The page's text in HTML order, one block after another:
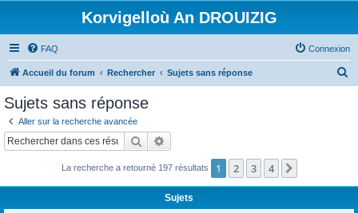
Korvigelloù An DROUIZIG
FAQ Connexion
Accueil du forum Rechercher Sujets sans réponse
c
Sujets sans réponse
Aller sur la recherche avancée
Rechercher
La recherche a retourné 197 résultats 1 2 3 4
Sujets